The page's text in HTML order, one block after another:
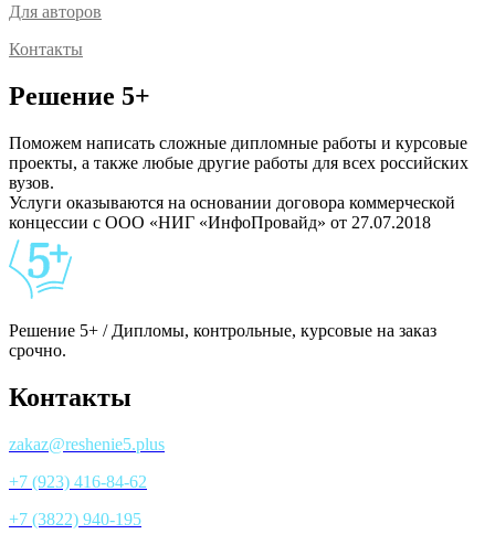
Для авторов
Контакты
Решение 5+
Поможем написать сложные дипломные работы и курсовые
проекты, а также любые другие работы для всех российских
вузов.
Услуги оказываются на основании договора коммерческой
концессии с ООО «НИГ «ИнфоПровайд» от 27.07.2018
Решение 5+ / Дипломы, контрольные, курсовые на заказ
срочно.
Контакты
zakaz@reshenie5.plus
+7 (923) 416-84-62
+7 (3822) 940-195